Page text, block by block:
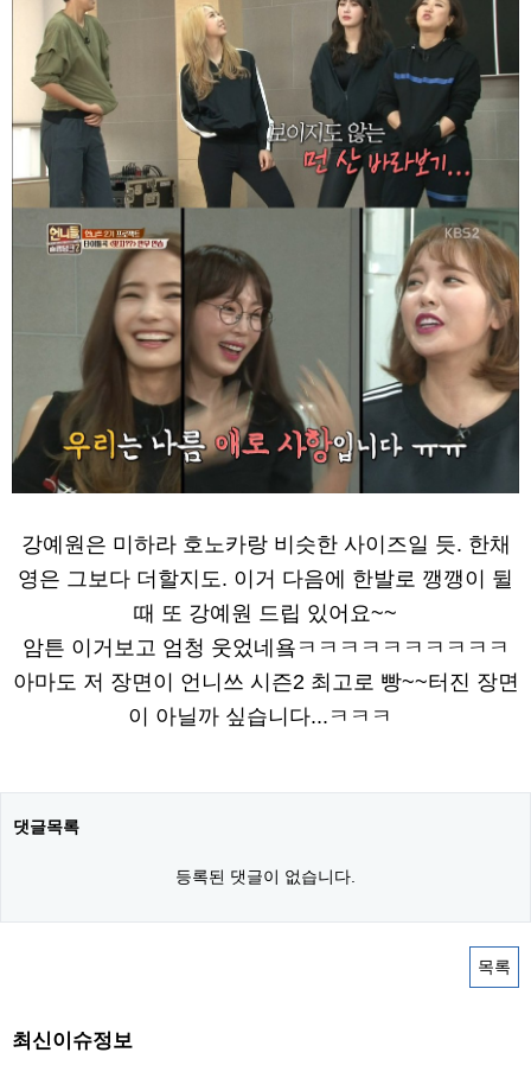
강예원은 미하라 호노카랑 비슷한 사이즈일 듯. 한채
영은 그보다 더할지도. 이거 다음에 한발로 깽깽이 뒬
때 또 강예원 드립 있어요~~
암튼 이거보고 엄청 웃었네욬ㅋㅋㅋㅋㅋㅋㅋㅋㅋㅋ
아마도 저 장면이 언니쓰 시즌2 최고로 빵~~터진 장면
이 아닐까 싶습니다...ㅋㅋㅋ
댓글목록
등록된 댓글이 없습니다.
목록
최신이슈정보